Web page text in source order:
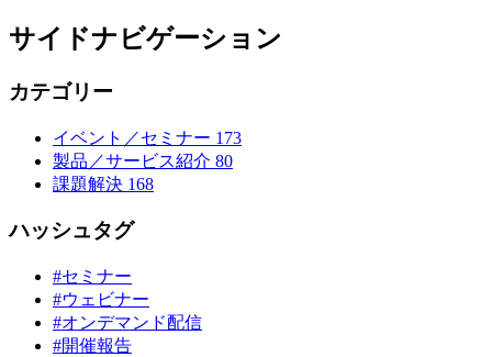
サイドナビゲーション
カテゴリー
イベント／セミナー 173
製品／サービス紹介 80
課題解決 168
ハッシュタグ
#セミナー
#ウェビナー
#オンデマンド配信
#開催報告